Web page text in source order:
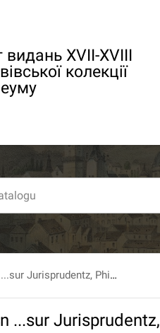
видань XVII-XVIII
колекції
Gundlingiana, darinnen ...sur Jurisprudentz, Philosophie...Gelehrsamkeit...Sachen abgehandelt werden... T. 34
...sur Jurisprudentz,